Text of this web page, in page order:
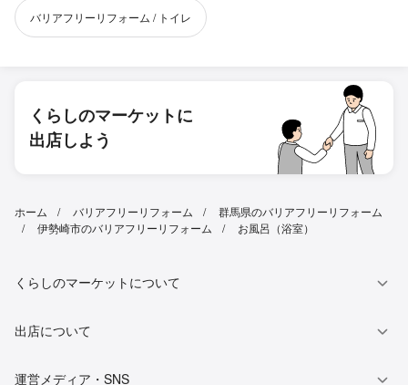
バリアフリーリフォーム / トイレ
くらしのマーケットに
出店しよう
ホーム バリアフリーリフォーム
群馬県のバリアフリーリフォーム
伊勢崎市のバリアフリーリフォーム
お風呂（浴室）
くらしのマーケットについて
出店について
運営メディア・SNS